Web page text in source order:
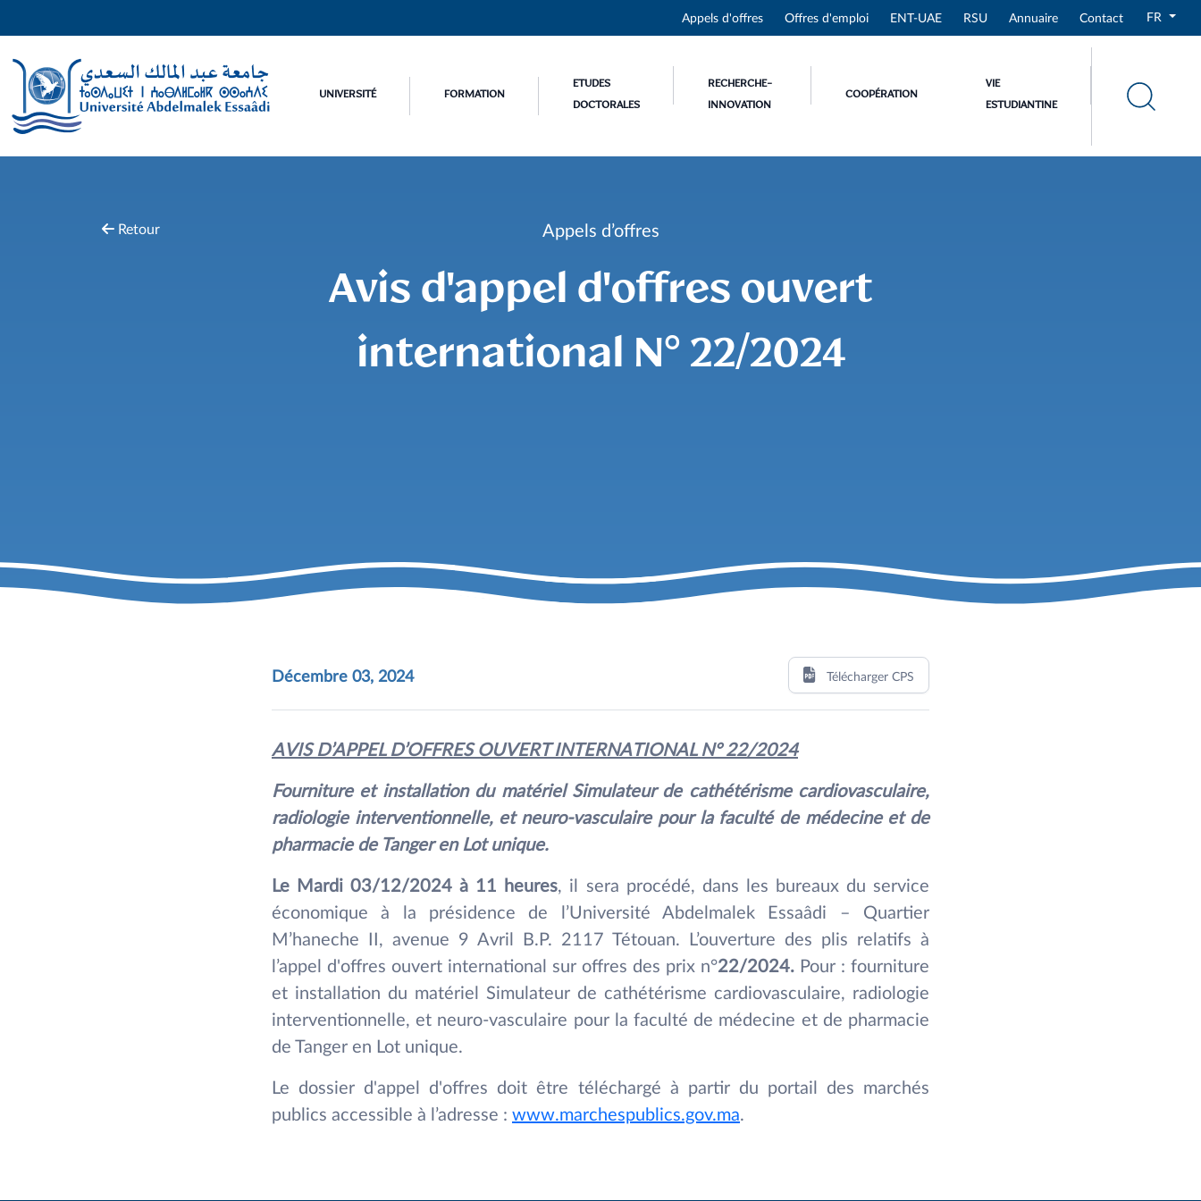
FR
Appels d'offres Offres d'emploi ENT-UAE RSU Annuaire Contact
UNIVERSITÉ FORMATION
ETUDES
DOCTORALES
RECHERCHE-
INNOVATION
COOPÉRATION
VIE
ESTUDIANTINE
Retour Appels d’offres
Avis d'appel d'offres ouvert
international N° 22/2024
Décembre 03, 2024 Télécharger CPS
AVIS D’APPEL D’OFFRES OUVERT INTERNATIONAL N° 22/2024
Fourniture et installation du matériel Simulateur de cathétérisme cardiovasculaire,
radiologie interventionnelle, et neuro-vasculaire pour la faculté de médecine et de
pharmacie de Tanger en Lot unique.
Le Mardi 03/12/2024 à 11 heures, il sera procédé, dans les bureaux du service
économique à la présidence de l’Université Abdelmalek Essaâdi – Quartier
M’haneche II, avenue 9 Avril B.P. 2117 Tétouan. L’ouverture des plis relatifs à
l’appel d'offres ouvert international
sur offres des prix n°22/2024. Pour : fourniture
et installation du matériel Simulateur de cathétérisme cardiovasculaire, radiologie
interventionnelle, et neuro-vasculaire pour la faculté de médecine et de pharmacie
de Tanger en Lot unique.
Le dossier d'appel d'offres doit être téléchargé à partir du portail des marchés
publics accessible à l’adresse : www.marchespublics.gov.ma.